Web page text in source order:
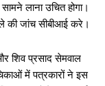
लाना उचित होगा।
की जांच सीबीआई करे।
शिव प्रसाद सेमवाल
में पत्रकारों ने इस